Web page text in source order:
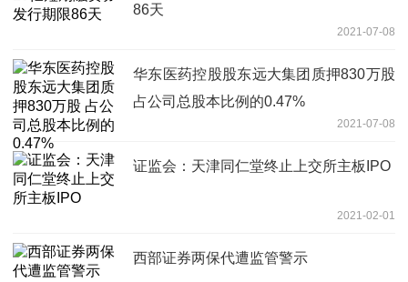
86天
2021-07-08
华东医药控股股东远大集团质押830万股
占公司总股本比例的0.47%
2021-07-08
证监会：天津同仁堂终止上交所主板IPO
2021-02-01
西部证券两保代遭监管警示